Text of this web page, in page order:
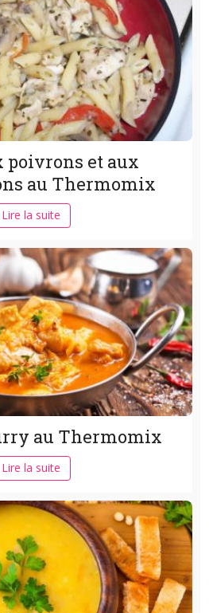
poivrons et aux
au Thermomix
Lire la suite
au Thermomix
Lire la suite